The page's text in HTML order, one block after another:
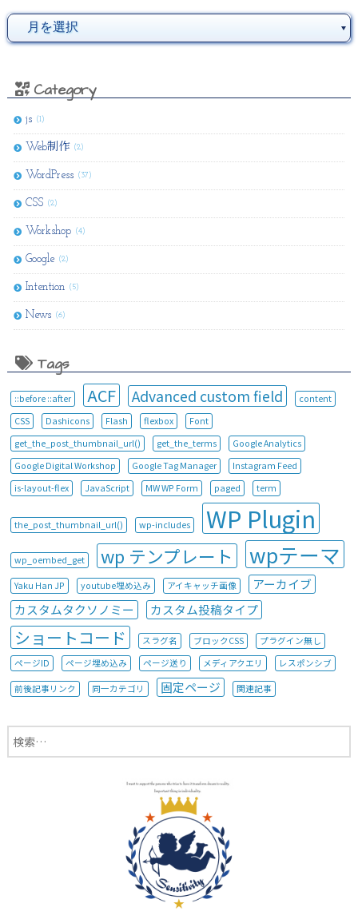
Category
js (1)
Web制作 (2)
WordPress (37)
CSS (2)
Workshop (4)
Google (2)
Intention (5)
News (6)
Tags
::before ::after ACF Advanced custom field
content
CSS
Dashicons Flash flexbox
Font
get_the_post_thumbnail_url()
get_the_terms
Google Analytics
Google Digital Workshop
Google Tag Manager
Instagram Feed
is-layout-flex
JavaScript MW WP Form paged term
the_post_thumbnail_url() wp-includes WP Plugin
wp_oembed_get wp テンプレート wpテーマ
Yaku Han JP youtube埋め込み アイキャッチ画像
アーカイブ
カスタムタクソノミー
カスタム投稿タイプ
ショートコード スラグ名 ブロックCSS
プラグイン無し
ページID
ページ埋め込み ページ送り メディアクエリ レスポンシブ
前後記事リンク 同一カテゴリ 固定ページ 関連記事